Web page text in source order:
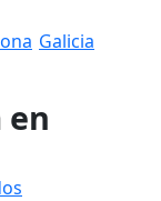
Galicia
en